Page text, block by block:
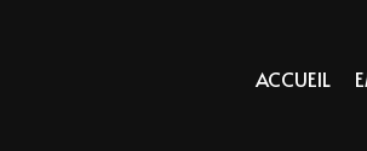
ACCUEIL